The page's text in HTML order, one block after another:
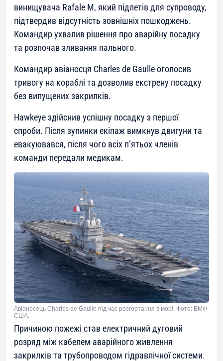
винищувача Rafale M, який підлетів для супроводу,
підтвердив відсутність зовнішніх пошкоджень.
Командир ухвалив рішення про аварійну посадку
та розпочав зливання пального.
Командир авіаносця Charles de Gaulle оголосив
тривогу на кораблі та дозволив екстрену посадку
без випущених закрилків.
Hawkeye здійснив успішну посадку з першої
спроби. Після зупинки екіпаж вимкнув двигуни та
евакуювався, після чого всіх п’ятьох членів
команди передали медикам.
Авіаносець Charles de Gaulle під час розгортання в морі. Фото: ВМФ
США.
Причиною пожежі став електричний дуговий
розряд між кабелем аварійного живлення
закрилків та трубопроводом гідравлічної системи.